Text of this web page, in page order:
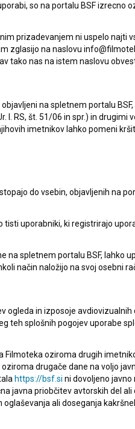
Babice
so na portalu BSF izrecno
prizadevanjem ni uspelo najti
zglasijo na naslovu
tako nas na istem naslovu
na spletnem portalu
l. RS, št. 51/06 in spr.) in
imetnikov lahko pomeni
do vsebin, objavljenih na
uporabniki, ki registrirajo
na spletnem portalu BSF, lahko
način naložijo na svoj osebni
ogleda in izposoje
teh splošnih pogojev uporabe
Filmoteka oziroma drugih
drugače dane na voljo
https://bsf.si ni dovoljeno javno
javna priobčitev avtorskih del
ali doseganja